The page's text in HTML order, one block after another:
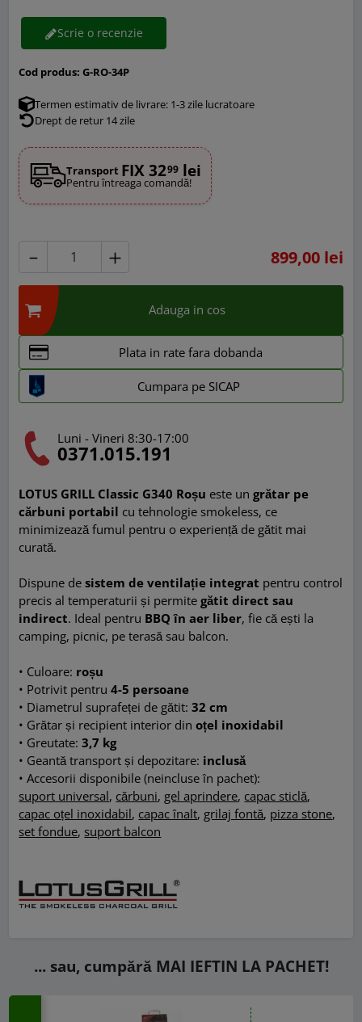
Scrie o recenzie
Cod produs: G-RO-34P
Termen estimativ de livrare: 1-3 zile lucratoare
Drept de retur 14 zile
Transport FIX 3299 lei
Pentru întreaga comandă!
899,00 lei
Adauga in cos
Plata in rate fara dobanda
Cumpara pe SICAP
Luni - Vineri 8:30-17:00
0371.015.191
LOTUS GRILL Classic G340 Roșu este ungrătar pe
cărbuni portabil cu tehnologie smokeless, ce
minimizează fumul pentru o experiență de gătit mai
curată.
Dispune desistem de ventilație integrat pentru control
precis al temperaturii și permitegătit direct sau
indirect. Ideal pentru BBQ în aer liber, fie că ești la
camping, picnic, pe terasă sau balcon.
• Culoare: roșu
• Potrivit pentru4-5 persoane
• Diametrul suprafeței de gătit:32 cm
• Grătar și recipient interior dinoțel inoxidabil
• Greutate:3,7 kg
• Geantă transport și depozitare: inclusă
• Accesorii disponibile (neincluse în pachet):
suport universal, cărbuni, gel aprindere, capac sticlă,
capac oțel inoxidabil, capac înalt, grilaj fontă, pizza stone,
set fondue, suport balcon
... sau, cumpără MAI IEFTIN LA PACHET!